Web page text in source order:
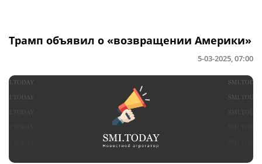
Трамп объявил о «возвращении Америки»
5-03-2025, 07:00